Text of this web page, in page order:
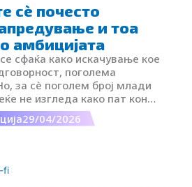
сè почесто
и тоа
амбицијата
сфаќа како искачување кое
поголема
за сè поголем број млади
не изгледа како пат кон
пат кон исцрпеност.
како promotion
современите жени имаат
дека длабоко ја
на тој напредок.
29/04/2026